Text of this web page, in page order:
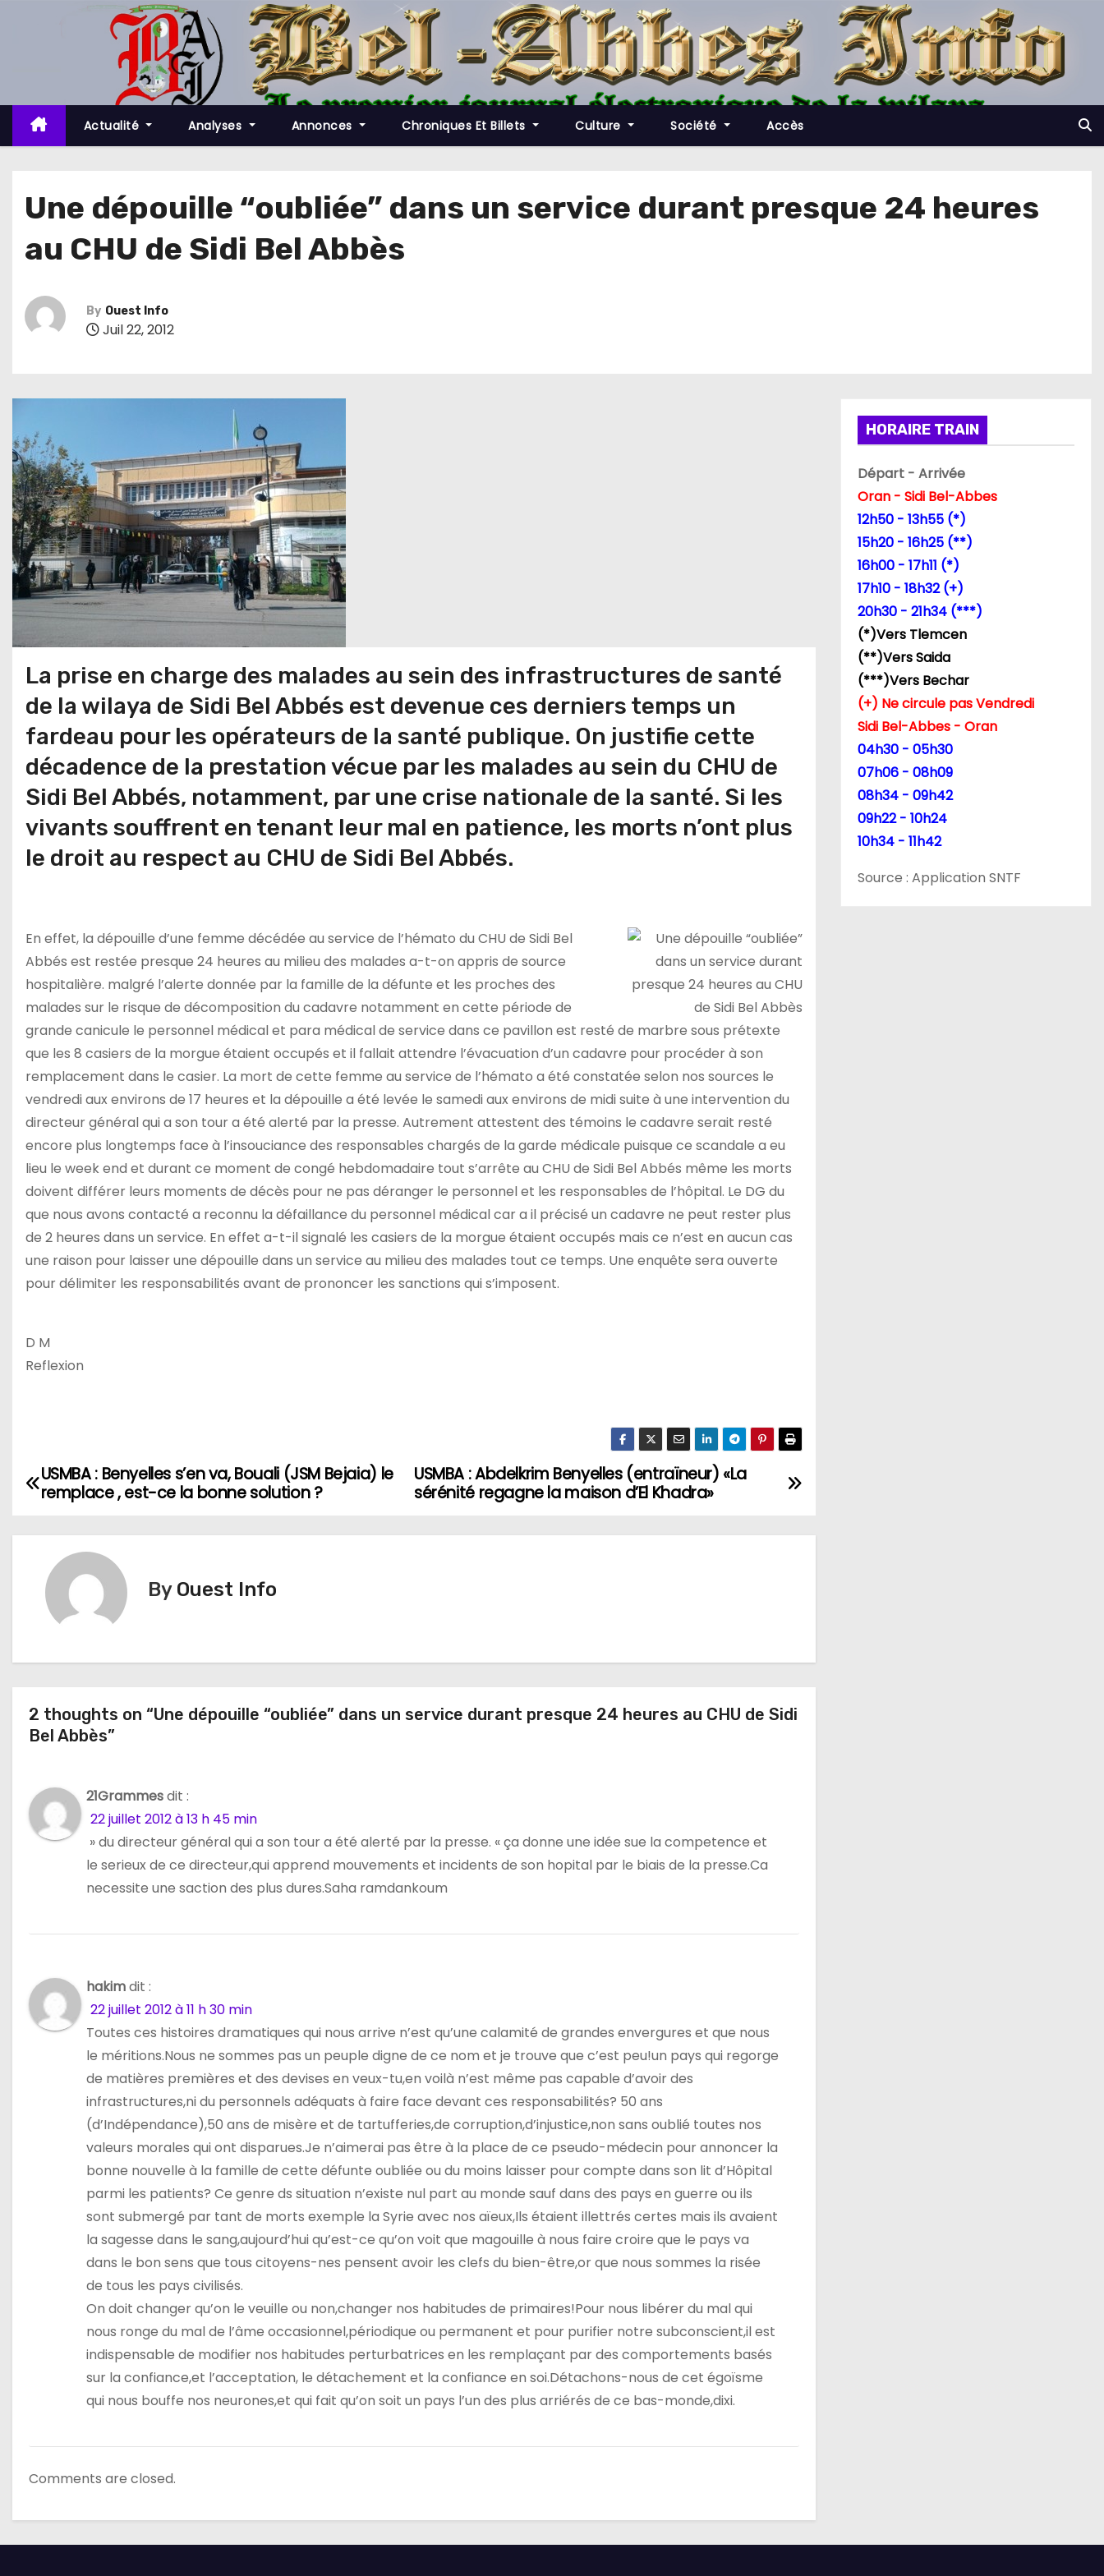
t
c
Actualité Analyses Annonces Chroniques Et Billets Culture Société Accès
Une dépouille “oubliée” dans un service durant presque 24 heures
au CHU de Sidi Bel Abbès
By Ouest Info
Juil 22, 2012
La prise en charge des malades au sein des infrastructures de santé
de la wilaya de Sidi Bel Abbés est devenue ces derniers temps un
fardeau pour les opérateurs de la santé publique. On justifie cette
décadence de la prestation vécue par les malades au sein du CHU de
Sidi Bel Abbés, notamment, par une crise nationale de la santé. Si les
vivants souffrent en tenant leur mal en patience, les morts n’ont plus
le droit au respect au CHU de Sidi Bel Abbés.
En effet, la dépouille d’une femme décédée au service de l’hémato du CHU de Sidi Bel
Abbés est restée presque 24 heures au milieu des malades a-t-on appris de source
hospitalière. malgré l’alerte donnée par la famille de la défunte et les proches des
malades sur le risque de décomposition du cadavre notamment en cette période de
grande canicule le personnel médical et para médical de service dans ce pavillon est resté de marbre sous prétexte
que les 8 casiers de la morgue étaient occupés et il fallait attendre l’évacuation d’un cadavre pour procéder à son
remplacement dans le casier. La mort de cette femme au service de l’hémato a été constatée selon nos sources le
vendredi aux environs de 17 heures et la dépouille a été levée le samedi aux environs de midi suite à une intervention du
directeur général qui a son tour a été alerté par la presse. Autrement attestent des témoins le cadavre serait resté
encore plus longtemps face à l’insouciance des responsables chargés de la garde médicale puisque ce scandale a eu
lieu le week end et durant ce moment de congé hebdomadaire tout s’arrête au CHU de Sidi Bel Abbés même les morts
doivent différer leurs moments de décès pour ne pas déranger le personnel et les responsables de l’hôpital. Le DG du
que nous avons contacté a reconnu la défaillance du personnel médical car a il précisé un cadavre ne peut rester plus
de 2 heures dans un service. En effet a-t-il signalé les casiers de la morgue étaient occupés mais ce n’est en aucun cas
une raison pour laisser une dépouille dans un service au milieu des malades tout ce temps. Une enquête sera ouverte
pour délimiter les responsabilités avant de prononcer les sanctions qui s’imposent.
D M
Reflexion
N
i
n
d
’
r
t
USMBA : Abdelkrim Benyelles (entraïneur) «La
sérénité regagne la maison d’El Khadra»
USMBA : Benyelles s’en va, Bouali (JSM Bejaia) le
remplace , est-ce la bonne solution ?
By Ouest Info
2 thoughts on “Une dépouille “oubliée” dans un service durant presque 24 heures au CHU de Sidi
Bel Abbès”
21Grammesdit :
22 juillet 2012 à 13 h 45 min
» du directeur général qui a son tour a été alerté par la presse. « ça donne une idée sue la competence et
le serieux de ce directeur,qui apprend mouvements et incidents de son hopital par le biais de la presse.Ca
necessite une saction des plus dures.Saha ramdankoum
hakimdit :
22 juillet 2012 à 11 h 30 min
Toutes ces histoires dramatiques qui nous arrive n’est qu’une calamité de grandes envergures et que nous
le méritions.Nous ne sommes pas un peuple digne de ce nom et je trouve que c’est peu!un pays qui regorge
de matières premières et des devises en veux-tu,en voilà n’est même pas capable d’avoir des
infrastructures,ni du personnels adéquats à faire face devant ces responsabilités? 50 ans
(d’Indépendance),50 ans de misère et de tartufferies,de corruption,d’injustice,non sans oublié toutes nos
valeurs morales qui ont disparues.Je n’aimerai pas être à la place de ce pseudo-médecin pour annoncer la
bonne nouvelle à la famille de cette défunte oubliée ou du moins laisser pour compte dans son lit d’Hôpital
parmi les patients? Ce genre ds situation n’existe nul part au monde sauf dans des pays en guerre ou ils
sont submergé par tant de morts exemple la Syrie avec nos aïeux,Ils étaient illettrés certes mais ils avaient
la sagesse dans le sang,aujourd’hui qu’est-ce qu’on voit que magouille à nous faire croire que le pays va
dans le bon sens que tous citoyens-nes pensent avoir les clefs du bien-être,or que nous sommes la risée
de tous les pays civilisés.
On doit changer qu’on le veuille ou non,changer nos habitudes de primaires!Pour nous libérer du mal qui
nous ronge du mal de l’âme occasionnel,périodique ou permanent et pour purifier notre subconscient,il est
indispensable de modifier nos habitudes perturbatrices en les remplaçant par des comportements basés
sur la confiance,et l’acceptation, le détachement et la confiance en soi.Détachons-nous de cet égoïsme
qui nous bouffe nos neurones,et qui fait qu’on soit un pays l’un des plus arriérés de ce bas-monde,dixi.
Comments are closed.
HORAIRE TRAIN
Départ - Arrivée
Oran - Sidi Bel-Abbes
12h50 - 13h55 (*)
15h20 - 16h25 (**)
16h00 - 17h11 (*)
17h10 - 18h32 (+)
20h30 - 21h34 (***)
(*)Vers Tlemcen
(**)Vers Saida
(***)Vers Bechar
(+) Ne circule pas Vendredi
Sidi Bel-Abbes - Oran
04h30 - 05h30
07h06 - 08h09
08h34 - 09h42
09h22 - 10h24
10h34 - 11h42
Source : Application SNTF